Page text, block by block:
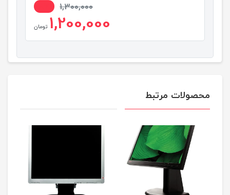
1,300,000
1,200,000 تومان
محصولات مرتبط